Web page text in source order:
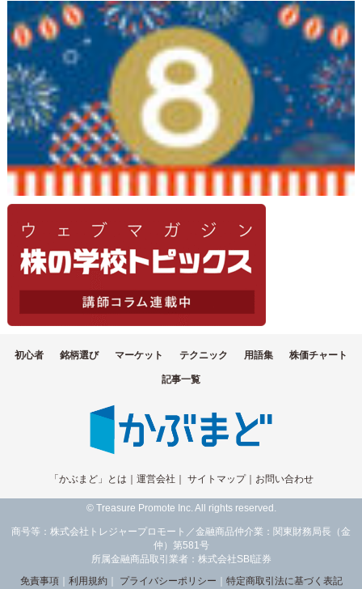
初心者 銘柄選び マーケット テクニック 用語集 株価チャート
記事一覧
「かぶまど」とは 運営会社 サイトマップ｜ お問い合わせ
© Treasure Promote Inc. All rights reserved.
商号等：株式会社トレジャープロモート／金融商品仲介業：関東財務局長（金
仲）第581号
所属金融商品取引業者：株式会社SBI証券
免責事項｜ 利用規約 プライバシーポリシー 特定商取引法に基づく表記